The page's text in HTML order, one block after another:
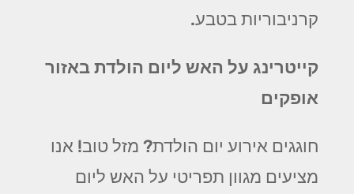
קרניבוריות בטבע.
קייטרינג על האש ליום הולדת באזור
אופקים
חוגגים אירוע יום הולדת? מזל טוב! אנו
מציעים מגוון תפריטי על האש ליום